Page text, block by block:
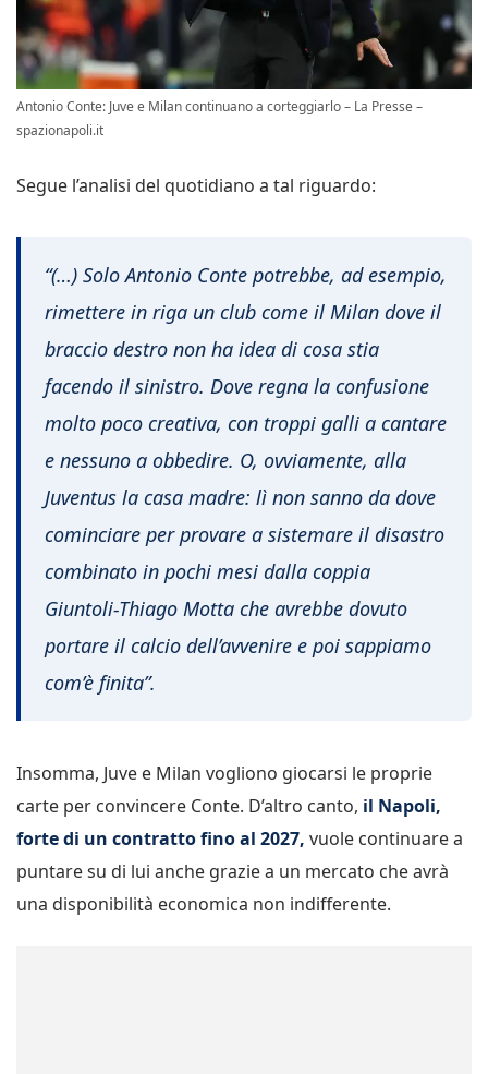
Antonio Conte: Juve e Milan continuano a corteggiarlo – La Presse –
spazionapoli.it
Segue l’analisi del quotidiano a tal riguardo:
“(…) Solo Antonio Conte potrebbe, ad esempio,
rimettere in riga un club come il Milan dove il
braccio destro non ha idea di cosa stia
facendo il sinistro. Dove regna la confusione
molto poco creativa, con troppi galli a cantare
e nessuno a obbedire. O, ovviamente, alla
Juventus la casa madre: lì non sanno da dove
cominciare per provare a sistemare il disastro
combinato in pochi mesi dalla coppia
Giuntoli-Thiago Motta che avrebbe dovuto
portare il calcio dell’avvenire e poi sappiamo
com’è finita”.
Insomma, Juve e Milan vogliono giocarsi le proprie
carte per convincere Conte. D’altro canto, il Napoli,
forte di un contratto fino al 2027, vuole continuare a
puntare su di lui anche grazie a un mercato che avrà
una disponibilità economica non indifferente.